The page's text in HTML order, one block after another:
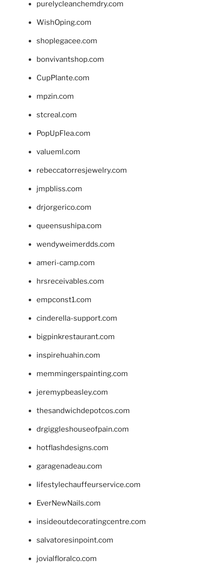
purelycleanchemdry.com
WishOping.com
shoplegacee.com
bonvivantshop.com
CupPlante.com
mpzin.com
stcreal.com
PopUpFlea.com
valueml.com
rebeccatorresjewelry.com
jmpbliss.com
drjorgerico.com
queensushipa.com
wendyweimerdds.com
ameri-camp.com
hrsreceivables.com
empconst1.com
cinderella-support.com
bigpinkrestaurant.com
inspirehuahin.com
memmingerspainting.com
jeremypbeasley.com
thesandwichdepotcos.com
drgiggleshouseofpain.com
hotflashdesigns.com
garagenadeau.com
lifestylechauffeurservice.com
EverNewNails.com
insideoutdecoratingcentre.com
salvatoresinpoint.com
jovialfloralco.com